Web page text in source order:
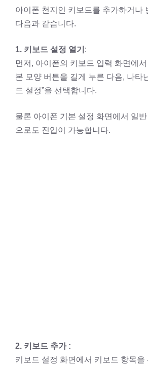
아이폰 천지인 키보드를 추가하거나
다음과 같습니다.
1. 키보드 설정 열기 :
먼저, 아이폰의 키보드 입력 화면에
본 모양 버튼을 길게 누른 다음, 나타
드 설정”을 선택합니다.
물론 아이폰 기본 설정 화면에서 일
으로도 진입이 가능합니다.
2. 키보드 추가 :
키보드 설정 화면에서 키보드 항목을